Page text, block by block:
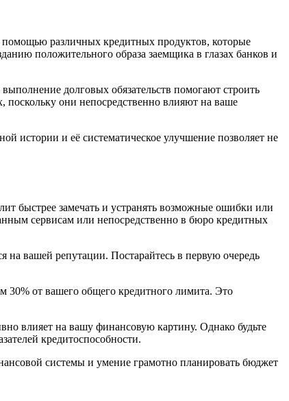
различных кредитных продуктов, которые
положительного образа заемщика в глазах банков и
долговых обязательств помогают строить
они непосредственно влияют на ваше
истории и её систематическое улучшение позволяет не
быстрее замечать и устранять возможные ошибки или
сервисам или непосредственно в бюро кредитных
на вашей репутации. Постарайтесь в первую очередь
30% от вашего общего кредитного лимита. Это
влияет на вашу финансовую картину. Однако будьте
кредитоспособности.
системы и умение грамотно планировать бюджет